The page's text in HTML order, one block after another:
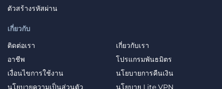
เกี่ยวกับ
ติดต่อเรา
เกี่ยวกับเรา
อาชีพ
โปรแกรมพันธมิตร
เงื่อนไขการใช้งาน
นโยบายการคืนเงิน
ตัวสร้างรหัสผ่าน